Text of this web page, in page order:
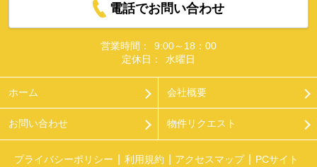
電話でお問い合わせ
営業時間：
9:00～18：00
定休日：
水曜日
ホーム 会社概要
お問い合わせ 物件リクエスト
プライバシーポリシー 利用規約 アクセスマップ PCサイト